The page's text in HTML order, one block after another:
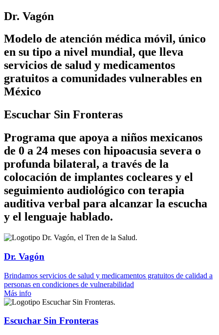
Dr. Vagón
Modelo de atención médica móvil, único
en su tipo a nivel mundial, que lleva
servicios de salud y medicamentos
gratuitos a comunidades vulnerables en
México
Escuchar Sin Fronteras
Programa que apoya a niños mexicanos
de 0 a 24 meses con hipoacusia severa o
profunda bilateral, a través de la
colocación de implantes cocleares y el
seguimiento audiológico con terapia
auditiva verbal para alcanzar la escucha
y el lenguaje hablado.
Dr. Vagón
Brindamos servicios de salud y medicamentos gratuitos de calidad a
personas en condiciones de vulnerabilidad
Más info
Escuchar Sin Fronteras